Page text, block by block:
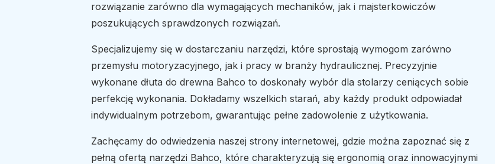
rozwiązanie zarówno dla wymagających mechaników, jak i majsterkowiczów
poszukujących sprawdzonych rozwiązań.
Specjalizujemy się w dostarczaniu narzędzi, które sprostają wymogom zarówno
przemysłu motoryzacyjnego, jak i pracy w branży hydraulicznej. Precyzyjnie
wykonane dłuta do drewna Bahco to doskonały wybór dla stolarzy ceniących sobie
perfekcję wykonania. Dokładamy wszelkich starań, aby każdy produkt odpowiadał
indywidualnym potrzebom, gwarantując pełne zadowolenie z użytkowania.
Zachęcamy do odwiedzenia naszej strony internetowej, gdzie można zapoznać się z
pełną ofertą narzędzi Bahco, które charakteryzują się ergonomią oraz innowacyjnymi